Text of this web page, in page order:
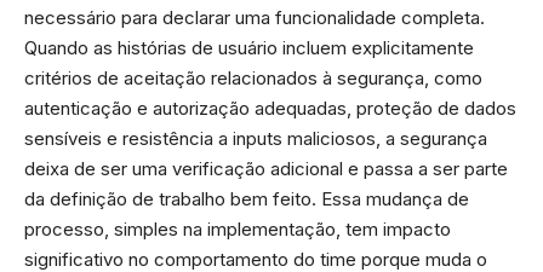
necessário para declarar uma funcionalidade completa.
Quando as histórias de usuário incluem explicitamente
critérios de aceitação relacionados à segurança, como
autenticação e autorização adequadas, proteção de dados
sensíveis e resistência a inputs maliciosos, a segurança
deixa de ser uma verificação adicional e passa a ser parte
da definição de trabalho bem feito. Essa mudança de
processo, simples na implementação, tem impacto
significativo no comportamento do time porque muda o